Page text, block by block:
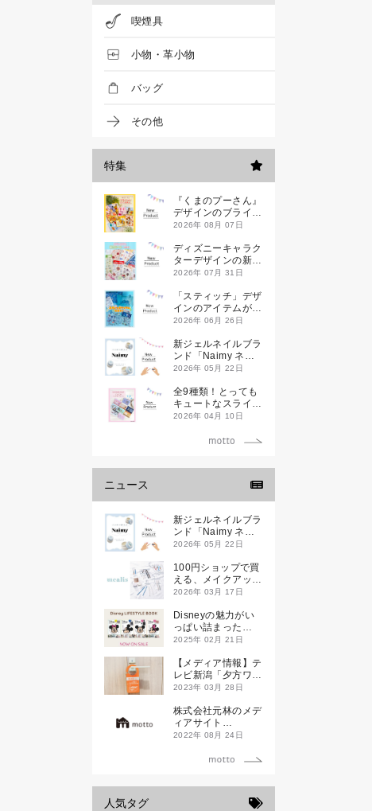
喫煙具
小物・革小物
バッグ
その他
特集
『くまのプーさん』
デザインのブライン
ドミニハンドタオル
2026年 08月 07日
ディズニーキャラク
ターデザインの新作
シールが一挙発売
2026年 07月 31日
「スティッチ」デザ
インのアイテムが新
登場です
2026年 06月 26日
新ジェルネイルブラ
ンド「Naimy ネイ
ミィ」が誕生します
2026年 05月 22日
全9種類！とっても
キュートなスライダ
ーケースが新登場し
2026年 04月 10日
ニュース
新ジェルネイルブラ
ンド「Naimy ネイ
ミィ」が誕生します
2026年 05月 22日
100円ショップで買
える、メイクアップ
ブランド
ス）」誕生。
2026年 03月 17日
Disneyの魅力がい
っぱい詰まった
『Disney
』が2月21日(金)に
新発売！
2025年 02月 21日
【メディア情報】テ
レビ新潟「夕方ワイ
ド新潟一番」
2023年 03月 28日
株式会社元林のメデ
ィアサイト
「motto」がローン
2022年 08月 24日
人気タグ